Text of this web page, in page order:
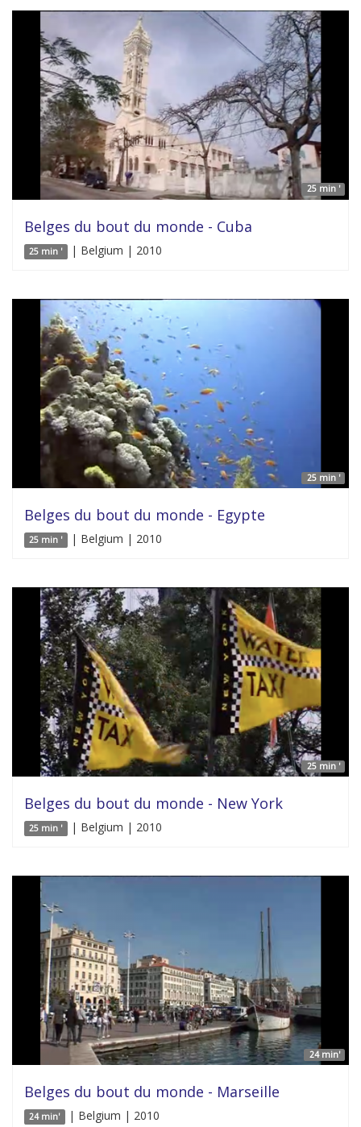
25 min '
Belges du bout du monde - Cuba
25 min ' | Belgium | 2010
25 min '
Belges du bout du monde - Egypte
25 min ' | Belgium | 2010
25 min '
Belges du bout du monde - New York
25 min ' | Belgium | 2010
24 min'
Belges du bout du monde - Marseille
24 min' | Belgium | 2010